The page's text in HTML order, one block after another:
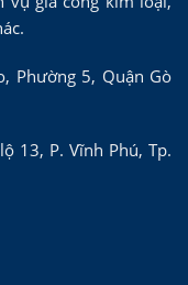
Phường 5, Quận Gò
13, P. Vĩnh Phú, Tp.